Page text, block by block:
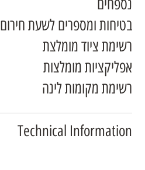
נספחים
בטיחות ומספרים לשעת חירום
רשימת ציוד מומלצת
אפליקציות מומלצות
רשימת מקומות לינה
Technical Information